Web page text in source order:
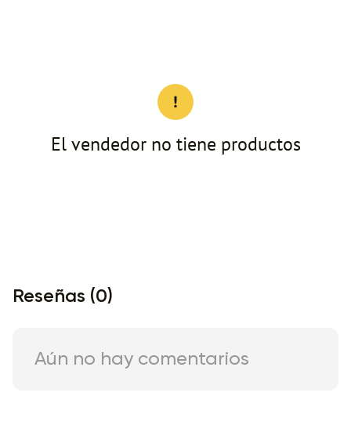
El vendedor no tiene productos
Reseñas (0)
Aún no hay comentarios